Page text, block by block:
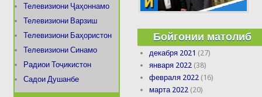
Телевизиони Ҷаҳоннамо
Телевизиони Варзиш
Телевизиони Баҳористон
Телевизиони Синамо
Радиои Тоҷикистон
Садои Душанбе
Бойгонии матолиб
декабря 2021 (27)
января 2022 (38)
февраля 2022 (16)
марта 2022 (20)